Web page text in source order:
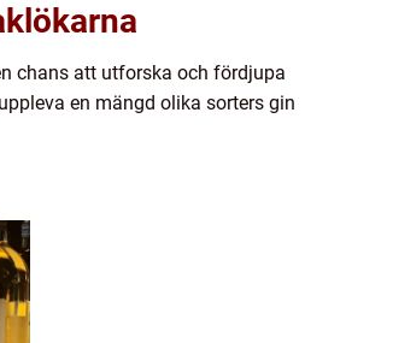
chans att utforska och fördjupa
en mängd olika sorters gin